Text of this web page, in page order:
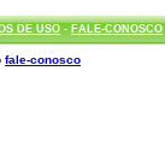
DE USO- FALE-CONOSCO
fale-conosco